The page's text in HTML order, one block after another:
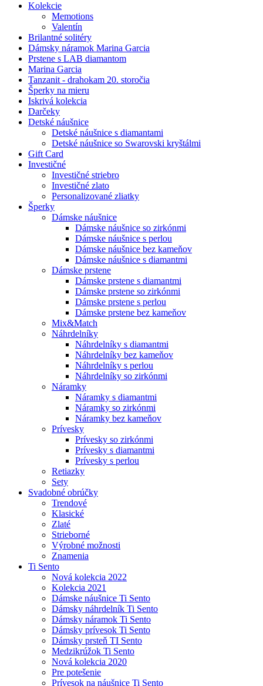
Kolekcie
Memotions
Valentín
Brilantné solitéry
Dámsky náramok Marina Garcia
Prstene s LAB diamantom
Marina Garcia
Tanzanit - drahokam 20. storočia
Šperky na mieru
Iskrivá kolekcia
Darčeky
Detské náušnice
Detské náušnice s diamantami
Detské náušnice so Swarovski kryštálmi
Gift Card
Investičné
Investičné striebro
Investičné zlato
Personalizované zliatky
Šperky
Dámske náušnice
Dámske náušnice so zirkónmi
Dámske náušnice s perlou
Dámske náušnice bez kameňov
Dámske náušnice s diamantmi
Dámske prstene
Dámske prstene s diamantmi
Dámske prstene so zirkónmi
Dámske prstene s perlou
Dámske prstene bez kameňov
Mix&Match
Náhrdelníky
Náhrdelníky s diamantmi
Náhrdelníky bez kameňov
Náhrdelníky s perlou
Náhrdelníky so zirkónmi
Náramky
Náramky s diamantmi
Náramky so zirkónmi
Náramky bez kameňov
Prívesky
Prívesky so zirkónmi
Prívesky s diamantmi
Prívesky s perlou
Retiazky
Sety
Svadobné obrúčky
Trendové
Klasické
Zlaté
Strieborné
Výrobné možnosti
Znamenia
Ti Sento
Nová kolekcia 2022
Kolekcia 2021
Dámske náušnice Ti Sento
Dámsky náhrdelník Ti Sento
Dámsky náramok Ti Sento
Dámsky prívesok Ti Sento
Dámsky prsteň TI Sento
Medzikrúžok Ti Sento
Nová kolekcia 2020
Pre potešenie
Prívesok na náušnice Ti Sento